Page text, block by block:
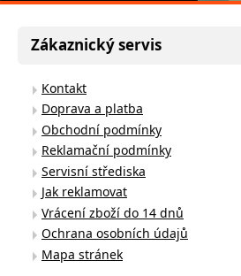
Zákaznický servis
Kontakt
Doprava a platba
Obchodní podmínky
Reklamační podmínky
Servisní střediska
Jak reklamovat
Vrácení zboží do 14 dnů
Ochrana osobních údajů
Mapa stránek